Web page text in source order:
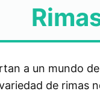
a un mundo
de